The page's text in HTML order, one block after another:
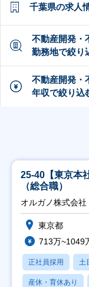
千葉県の求人
不動産開発・
勤務地で絞り
不動産開発・
年収で絞り込
25-40【東京本
（総合職）
オルガノ株式会社
東京都
713万~1049
正社員採用 土
産休・育休あり